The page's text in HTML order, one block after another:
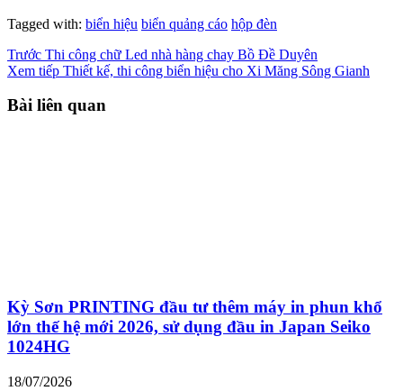
Tagged with: biển hiệu biển quảng cáo hộp đèn
Trước Thi công chữ Led nhà hàng chay Bồ Đề Duyên
Xem tiếp Thiết kế, thi công biển hiệu cho Xi Măng Sông Gianh
Bài liên quan
Kỳ Sơn PRINTING đầu tư thêm máy in phun khổ
lớn thế hệ mới 2026, sử dụng đầu in Japan Seiko
1024HG
18/07/2026